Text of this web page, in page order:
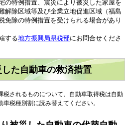
特例措置、震災により被災した家屋を
解除区域等及び企業立地促進区域（福島
免除の特例措置を受けられる場合があり
する地方振興局県税部にお問合せくださ
た自動車の救済措置
れるものについて、自動車取得税は自動
税種別割に読み替えてください。